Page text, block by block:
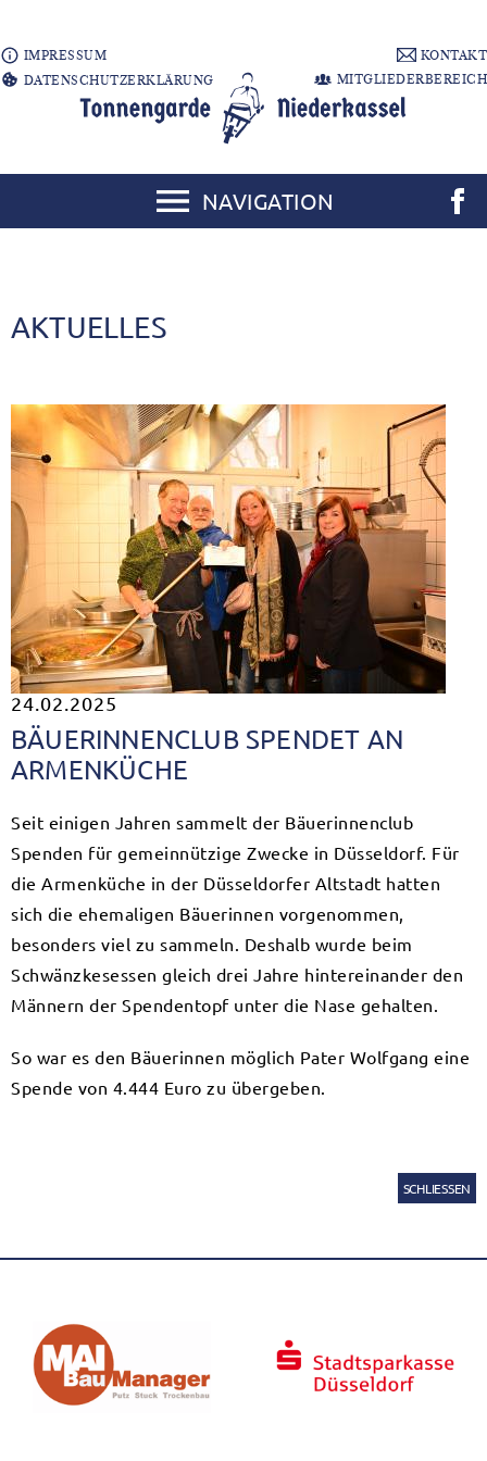
IMPRESSUM
DATENSCHUTZERKLÄRUNG
KONTAKT
MITGLIEDERBEREICH
NAVIGATION
AKTUELLES
24.02.2025
BÄUERINNENCLUB SPENDET AN
ARMENKÜCHE
Seit einigen Jahren sammelt der Bäuerinnenclub
Spenden für gemeinnützige Zwecke in Düsseldorf. Für
die Armenküche in der Düsseldorfer Altstadt hatten
sich die ehemaligen Bäuerinnen vorgenommen,
besonders viel zu sammeln. Deshalb wurde beim
Schwänzkesessen gleich drei Jahre hintereinander den
Männern der Spendentopf unter die Nase gehalten.
So war es den Bäuerinnen möglich Pater Wolfgang eine
Spende von 4.444 Euro zu übergeben.
SCHLIESSEN